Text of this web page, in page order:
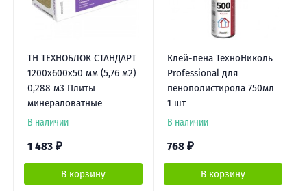
ТН ТЕХНОБЛОК СТАНДАРТ
1200х600х50 мм (5,76 м2)
0,288 м3 Плиты
минераловатные
В наличии
1 483 ₽
В корзину
Клей-пена ТехноНиколь
Professional для
пенополистирола 750мл
1 шт
В наличии
768 ₽
В корзину